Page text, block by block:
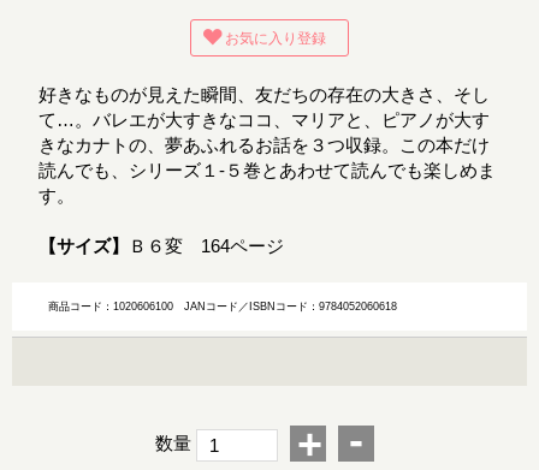
お気に入り登録
好きなものが見えた瞬間、友だちの存在の大きさ、そし
て…。バレエが大すきなココ、マリアと、ピアノが大す
きなカナトの、夢あふれるお話を３つ収録。この本だけ
読んでも、シリーズ１-５巻とあわせて読んでも楽しめま
す。
【サイズ】 Ｂ６変 164ページ
商品コード：1020606100JANコード／ISBNコード：9784052060618
数量 + -